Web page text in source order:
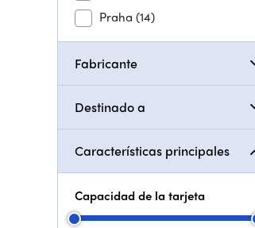
Praha (14)
Fabricante
Destinado a
Características principales
Capacidad de la tarjeta